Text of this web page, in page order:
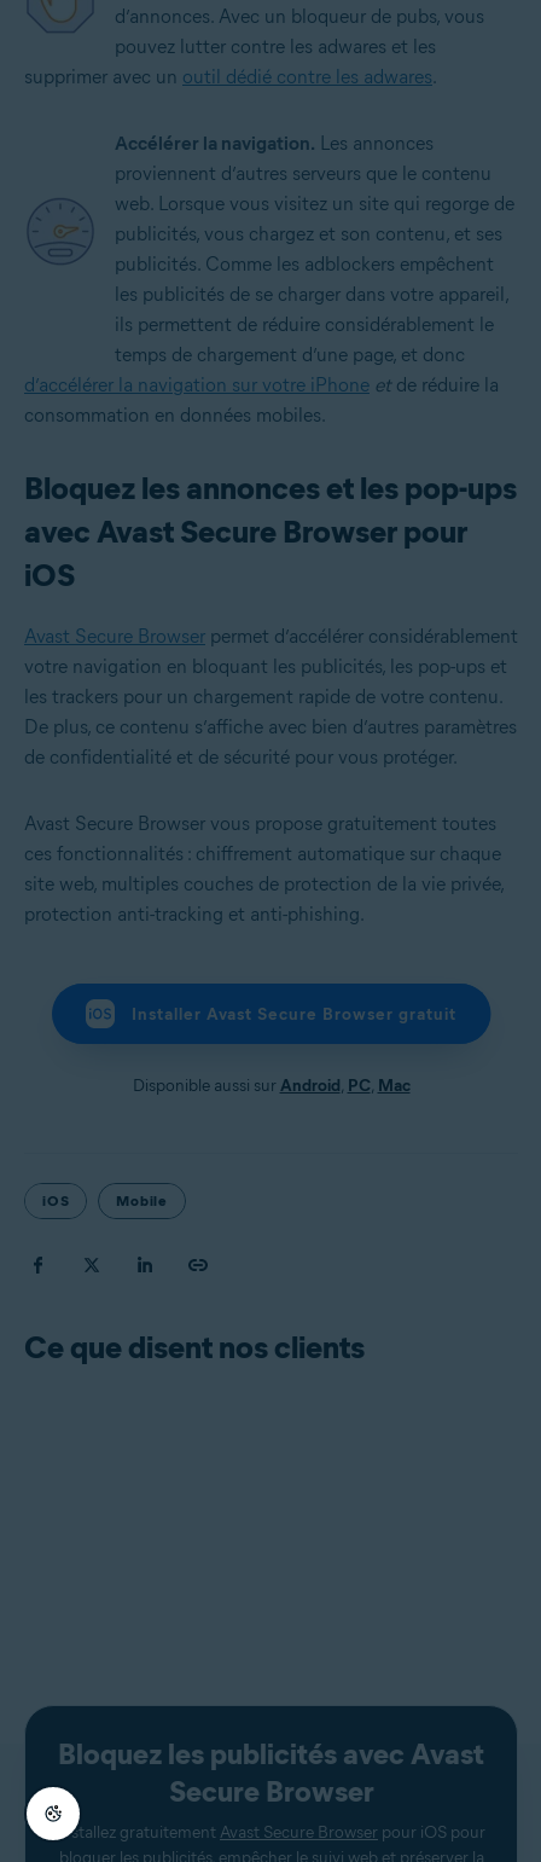
d’annonces. Avec un bloqueur de pubs, vous
pouvez lutter contre les adwares et les
supprimer avec un outil dédié contre les adwares.
Accélérer la navigation. Les annonces
proviennent d’autres serveurs que le contenu
web. Lorsque vous visitez un site qui regorge de
publicités, vous chargez et son contenu, et ses
publicités. Comme les adblockers empêchent
les publicités de se charger dans votre appareil,
ils permettent de réduire considérablement le
temps de chargement d’une page, et donc
d’accélérer la navigation sur votre iPhone et de réduire la
consommation en données mobiles.
Bloquez les annonces et les pop-ups
avec Avast Secure Browser pour
iOS
Avast Secure Browser permet d’accélérer considérablement
votre navigation en bloquant les publicités, les pop-ups et
les trackers pour un chargement rapide de votre contenu.
De plus, ce contenu s’affiche avec bien d’autres paramètres
de confidentialité et de sécurité pour vous protéger.
Avast Secure Browser vous propose gratuitement toutes
ces fonctionnalités : chiffrement automatique sur chaque
site web, multiples couches de protection de la vie privée,
protection anti-tracking et anti-phishing.
Installer Avast Secure Browser gratuit
Disponible aussi surAndroid, PC, Mac
iOS Mobile
Ce que disent nos clients
Bloquez les publicités avec Avast
Secure Browser
Installez gratuitement Avast Secure Browser pour iOS pour